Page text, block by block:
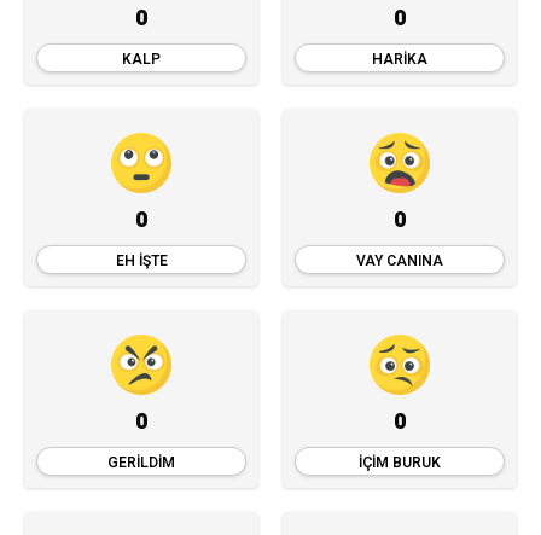
0
KALP
0
HARIKA
0
EH İŞTE
0
VAY CANINA
0
GERILDIM
0
İÇIM BURUK